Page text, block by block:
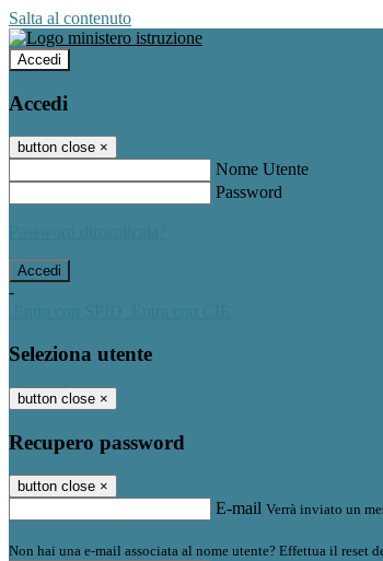
Salta al contenuto
Accedi
Accedi
button close ×
Nome Utente
Password
-
Seleziona utente
button close ×
Recupero password
button close ×
E-mail Verrà inviato un
Non hai una e-mail associata al nome utente? Effettua il reset